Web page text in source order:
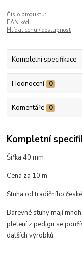
Číslo produktu:
EAN kód:
Hlídat cenu / dostupnost
Kompletní specifikace
Hodnocení 0
Komentáře 0
Kompletní
Šířka 40 mm
Cena za 10 m
Stuha od tradičního
Barevné stuhy mají
pletení z pedigu se
dalších výrobků.